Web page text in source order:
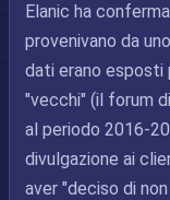
Elanic ha
provenivano da
dati erano esposti
"vecchi" (il forum
al periodo 2016-
divulgazione ai
aver "deciso di